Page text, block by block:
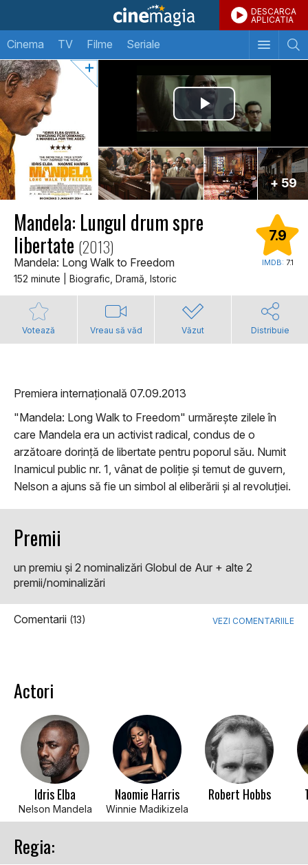
DESCARCA
APLICATIA
Cinema TV Filme Seriale
+ 59
Mandela: Lungul drum spre
libertate (2013)
Mandela: Long Walk to Freedom
152 minute | Biografic, Dramă, Istoric
7.9
IMDB: 7.1
Votează Vreau să văd Văzut Distribuie
Premiera internațională 07.09.2013
"Mandela: Long Walk to Freedom" urmărește zilele în
care Mandela era un activist radical, condus de o
arzătoare dorință de libertate pentru poporul său. Numit
Inamicul public nr. 1, vânat de poliție și temut de guvern,
Nelson a ajuns să fie un simbol al eliberării și al revoluției.
Premii
un premiu şi 2 nominalizări Globul de Aur + alte 2
premii/nominalizări
Comentarii (13) VEZI COMENTARIILE
Actori
Idris Elba
Nelson Mandela
Naomie Harris
Winnie Madikizela
Robert Hobbs
Regia: